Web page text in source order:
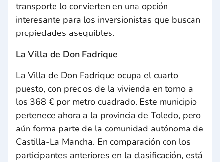
transporte lo convierten en una opción
interesante para los inversionistas que buscan
propiedades asequibles.
La Villa de Don Fadrique
La Villa de Don Fadrique ocupa el cuarto
puesto, con precios de la vivienda en torno a
los 368 € por metro cuadrado. Este municipio
pertenece ahora a la provincia de Toledo, pero
aún forma parte de la comunidad autónoma de
Castilla-La Mancha. En comparación con los
participantes anteriores en la clasificación, está